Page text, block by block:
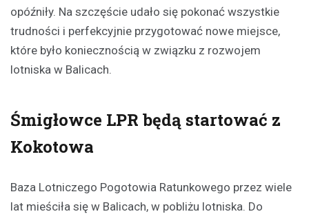
opóźniły. Na szczęście udało się pokonać wszystkie
trudności i perfekcyjnie przygotować nowe miejsce,
które było koniecznością w związku z rozwojem
lotniska w Balicach.
Śmigłowce LPR będą startować z
Kokotowa
Baza Lotniczego Pogotowia Ratunkowego przez wiele
lat mieściła się w Balicach, w pobliżu lotniska. Do